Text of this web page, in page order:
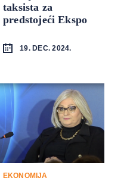
taksista za
predstojeći Ekspo
19. DEC. 2024.
EKONOMIJA